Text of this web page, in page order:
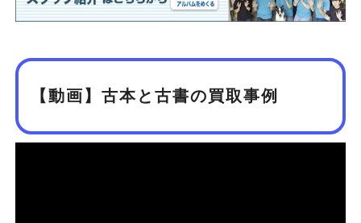
【動画】古本と古書の買取事例